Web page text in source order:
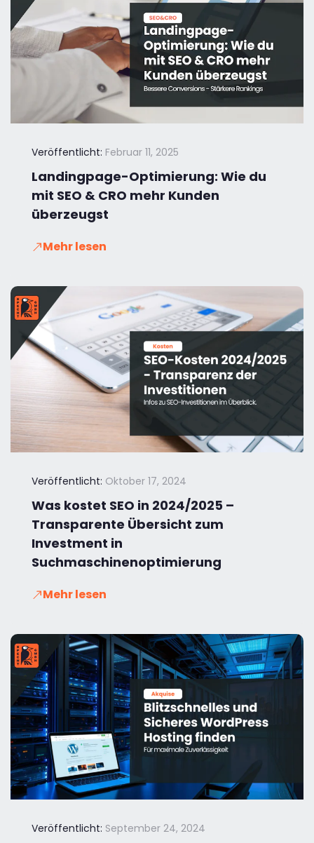
Veröffentlicht: Februar 11, 2025
Landingpage-Optimierung: Wie du
mit SEO & CRO mehr Kunden
überzeugst
Mehr lesen
Veröffentlicht: Oktober 17, 2024
Was kostet SEO in 2024/2025 –
Transparente Übersicht zum
Investment in
Suchmaschinenoptimierung
Mehr lesen
Veröffentlicht: September 24, 2024